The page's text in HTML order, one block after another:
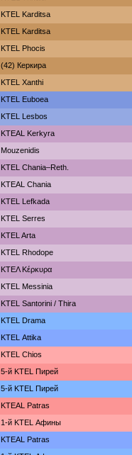
ΚΤΕL Karditsa
ΚΤΕL Karditsa
ΚΤΕL Phocis
(42) Керкира
KTEL Xanthi
ΚΤΕL Euboea
KTEL Lesbos
KTEAL Kerkyra
Mouzenidis
KTEL Chania–Reth.
KTEAL Chania
KTEL Lefkada
KTEL Serres
KTEL Arta
KTEL Rhodope
ΚΤΕΛ Κέρκυρα
KTEL Messinia
KTEL Santorini / Thira
KTEL Drama
KΤΕL Αttika
KTEL Chios
5-й KTEL Пирей
5-й KTEL Пирей
KTEAL Patras
1-й KTEL Афины
KTEAL Patras